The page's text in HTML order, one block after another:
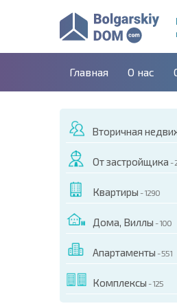
Главная О нас
Вторичная
От застройщика -
Квартиры - 1290
Дома, Виллы - 100
Апартаменты - 551
Комплексы - 125